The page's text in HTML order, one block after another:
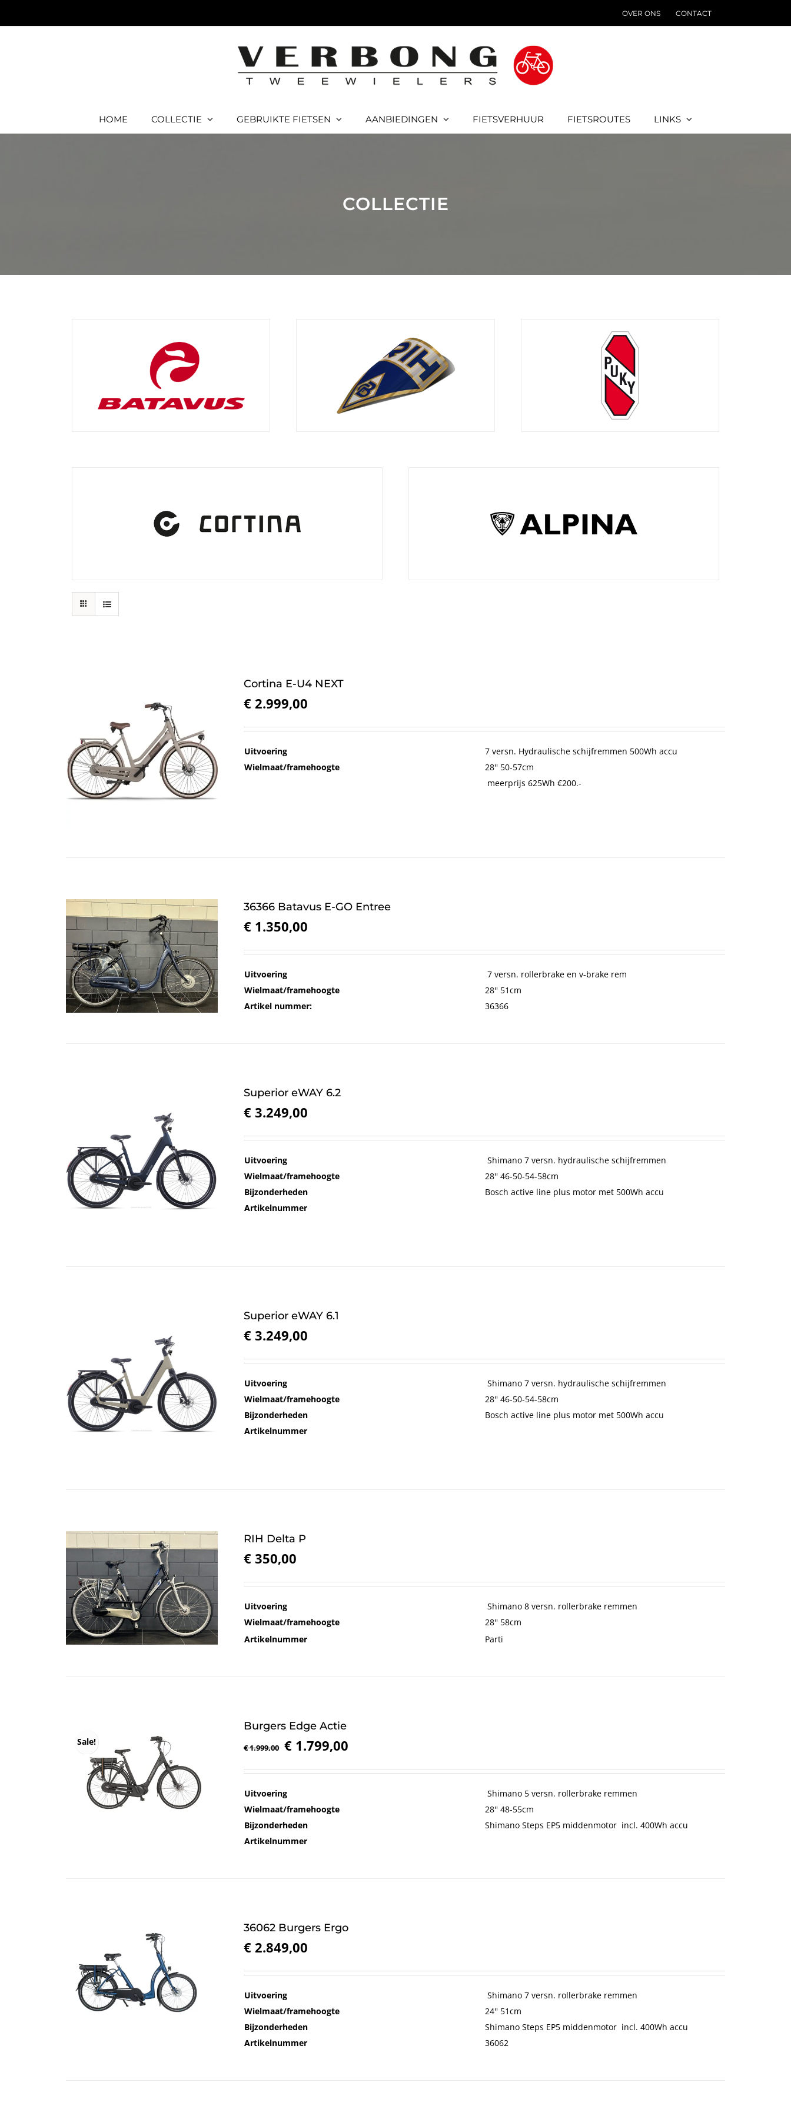
OVER ONS CONTACT
HOME COLLECTIE GEBRUIKTE FIETSEN AANBIEDINGEN FIETSVERHUUR FIETSROUTES LINKS
COLLECTIE
Cortina E-U4 NEXT
€ 2.999,00
Uitvoering
7 versn. Hydraulische schijfremmen 500Wh accu
Wielmaat/framehoogte
28'' 50-57cm
meerprijs 625Wh €200.-
36366 Batavus E-GO Entree
€ 1.350,00
Uitvoering
7 versn. rollerbrake en v-brake rem
Wielmaat/framehoogte
28'' 51cm
Artikel nummer:
36366
Superior eWAY 6.2
€ 3.249,00
Uitvoering
Shimano 7 versn. hydraulische schijfremmen
Wielmaat/framehoogte
28'' 46-50-54-58cm
Bijzonderheden
Bosch active line plus motor met 500Wh accu
Artikelnummer
Superior eWAY 6.1
€ 3.249,00
Uitvoering
Shimano 7 versn. hydraulische schijfremmen
Wielmaat/framehoogte
28'' 46-50-54-58cm
Bijzonderheden
Bosch active line plus motor met 500Wh accu
Artikelnummer
RIH Delta P
€ 350,00
Uitvoering
Shimano 8 versn. rollerbrake remmen
Wielmaat/framehoogte
28'' 58cm
Artikelnummer
Parti
Sale!
Burgers Edge Actie
€1.999,00
Oorspronkelijke
was:
€ 1.799,00
is:
Uitvoering
Shimano 5 versn. rollerbrake remmen
Wielmaat/framehoogte
28'' 48-55cm
Bijzonderheden
Shimano Steps EP5 middenmotor incl. 400Wh accu
Artikelnummer
36062 Burgers Ergo
€ 2.849,00
Uitvoering
Shimano 7 versn. rollerbrake remmen
Wielmaat/framehoogte
24'' 51cm
Bijzonderheden
Shimano Steps EP5 middenmotor incl. 400Wh accu
Artikelnummer
36062